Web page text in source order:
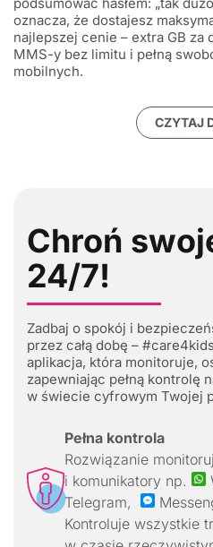
oznacza, że dostajesz
najlepszej cenie – extra GB za
MMS-y bez limitu i pełną
mobilnych.
CZYTAJ
Chroń
24/7!
Zadbaj o spokój i
przez całą dobę –
aplikacja, która monitoruje,
zapewniając pełną kontrolę
w świecie cyfrowym Twojej
Pełna kontrola
Rozwiązanie
i komunikatory np.
Telegram,
Kontroluje wszystkie